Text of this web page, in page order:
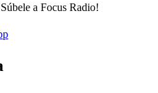
a Focus Radio!